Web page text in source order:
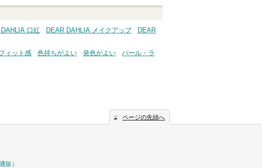
口紅 DEAR DAHLIA メイクアップ
DEAR
ィット感 色持ちがよい 発色がよい
パール・ラ
ページの先頭へ
通販）